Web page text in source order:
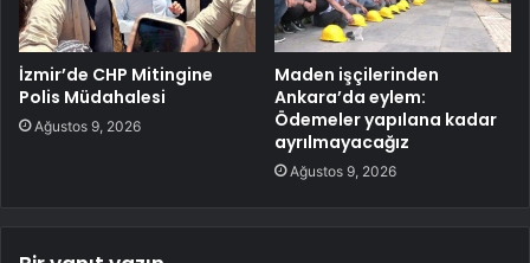
İzmir’de CHP Mitingine
Polis Müdahalesi
Ağustos 9, 2026
Maden işçilerinden
Ankara’da eylem:
Ödemeler yapılana kadar
ayrılmayacağız
Ağustos 9, 2026